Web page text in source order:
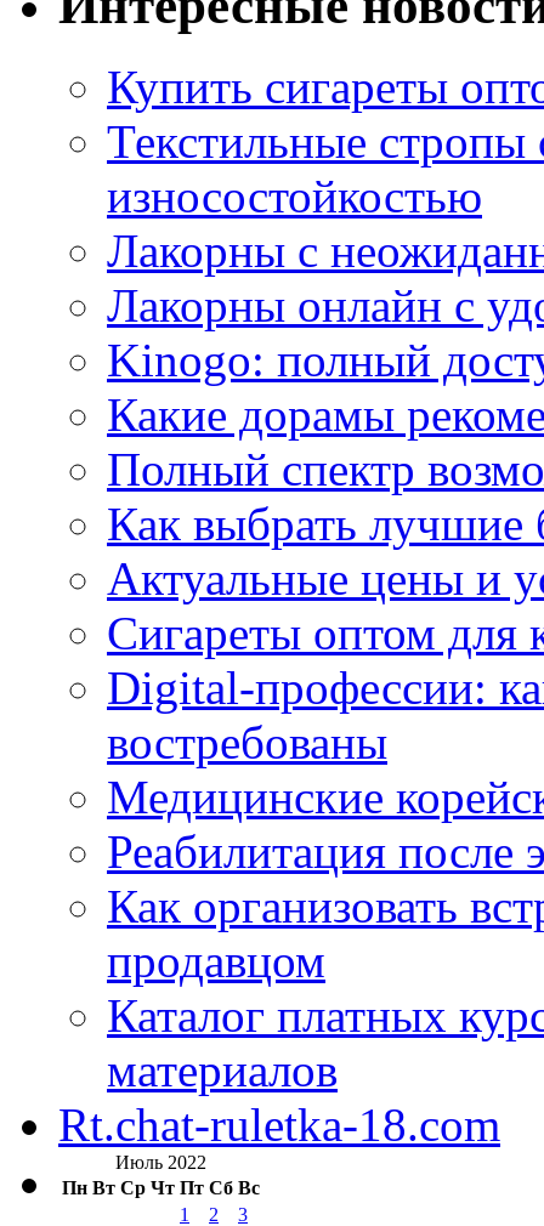
Купить сигареты
Текстильные
износостойкостью
Лакорны с
Лакорны онлайн с
Kinogo: полный
Какие дорамы
Полный спектр
Как выбрать
Актуальные цены и
Сигареты оптом для
Digital-профессии:
востребованы
Медицинские
Реабилитация после
Как организовать
продавцом
Каталог платных
материалов
Rt.chat-ruletka-18.com
Июль 2022
Пн Вт Ср Чт Пт Сб Вс
1 2
3